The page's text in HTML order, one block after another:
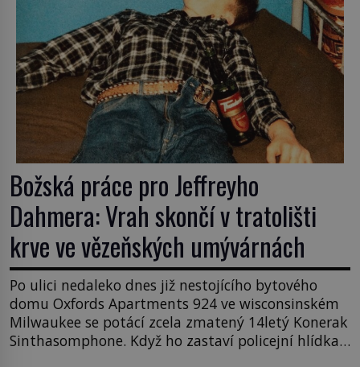
Božská práce pro Jeffreyho
Dahmera: Vrah skončí v tratolišti
krve ve vězeňských umývárnách
Po ulici nedaleko dnes již nestojícího bytového
domu Oxfords Apartments 924 ve wisconsinském
Milwaukee se potácí zcela zmatený 14letý Konerak
Sinthasomphone. Když ho zastaví policejní hlídka,